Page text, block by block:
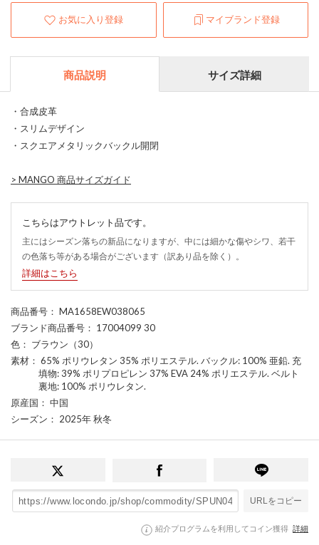
お気に入り登録 マイブランド登録
商品説明 サイズ詳細
・合成皮革
・スリムデザイン
・スクエアメタリックバックル開閉
> MANGO 商品サイズガイド
こちらはアウトレット品です。
主にはシーズン落ちの新品になりますが、中には細かな傷やシワ、若干
の色落ち等がある場合がございます（訳あり品を除く）。
詳細はこちら
商品番号 ： MA1658EW038065
ブランド商品番号 ： 17004099 30
色 ： ブラウン（30）
素材 ： 65% ポリウレタン 35% ポリエステル. バックル: 100% 亜鉛. 充
填物: 39% ポリプロピレン 37% EVA 24% ポリエステル. ベルト
裏地: 100% ポリウレタン.
原産国 ： 中国
シーズン ： 2025年 秋冬
URLをコピー
紹介プログラムを利用してコイン獲得 詳細